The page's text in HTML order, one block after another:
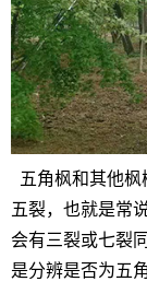
五角枫和其他
五裂，也就是常
会有三裂或七裂
是分辨是否为五